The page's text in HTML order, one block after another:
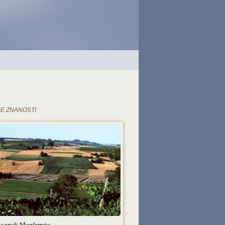
ZNANOSTI